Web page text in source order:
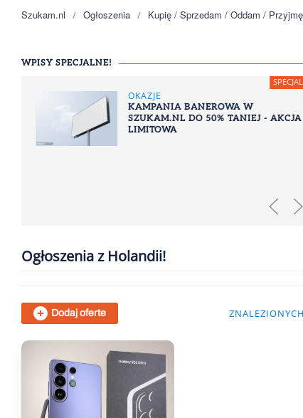
Szukam.nl Ogłoszenia Kupię / Sprzedam / Oddam / Przyjmę
WPISY SPECJALNE!
OKAZJE
KAMPANIA BANEROWA W
SZUKAM.NL DO 50% TANIEJ - AKCJA
LIMITOWA
Ogłoszenia z Holandii!
Dodaj oferte